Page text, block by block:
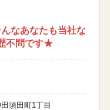
なあなたも当社な
不問です★
須田町1丁目